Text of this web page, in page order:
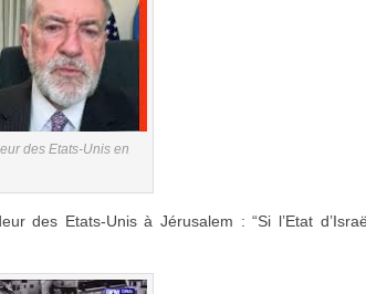
des Etats-Unis en
des Etats-Unis à Jérusalem : “Si l’Etat